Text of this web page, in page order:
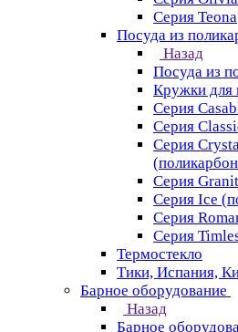
Серия Teona
Посуда из
Назад
Посуда из
Кружки для
Серия
Серия
Серия
Серия
Серия Ice
Серия
Серия
Термостекло
Тики, Испания,
Барное оборудование
Назад
Барное